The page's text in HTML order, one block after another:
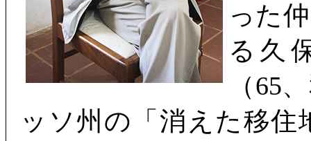
った
る久
（65
ッソ州の「消えた移